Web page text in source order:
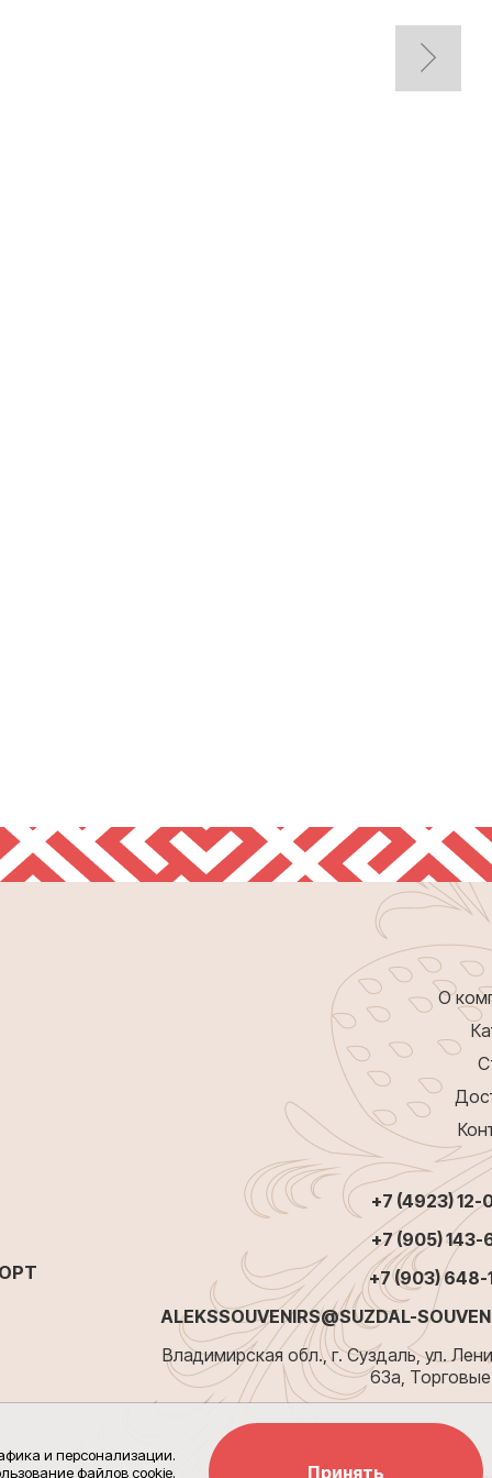
и персонализации.
файлов cookie.
Принять
О
+7 (4923)
+7 (905) 143-
+7 (903) 648-
ALEKSSOUVENIRS@SUZDAL-
Владимирская обл., г. Суздаль, ул.
63а,